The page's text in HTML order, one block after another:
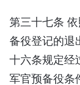
第三十七条
备役登记的退
十六条规定经
军官预备役条